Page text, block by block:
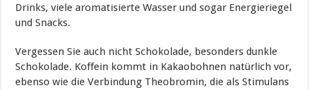
Drinks, viele aromatisierte Wasser und sogar Energieriegel
und Snacks.
Vergessen Sie auch nicht Schokolade, besonders dunkle
Schokolade. Koffein kommt in Kakaobohnen natürlich vor,
ebenso wie die Verbindung Theobromin, die als Stimulans